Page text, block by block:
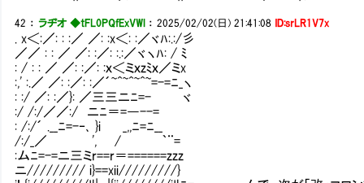
42 ：ラヂオ ◆tFL0PQfExVWl ：2025/02/02(日) 21:41:08 ID:srLR1V7x
. x＜:／: : :／ ／: :x＜: :／ヾﾊ:.:/彡
／／ : : ／ ／: :／: :.:／ヾヽﾊ: / ﾐ
: / : : ／ ／: :／: :ｘ＜ミｘzﾐｘ／ミx
:,' :.／ ／: :／: :／´~^~^~^~=-=ﾆ_ヽ
: :/ ／: :／}: ／三三ニﾆ=- ヾ
:/ /:/／／:/ ニﾆ＝=―--=
: /:/´ .__ﾆ=-‐､ }i _,,ﾆ=ﾆ__
/:/_／ ', / ｀¨=
:ムﾆ=-=ニ三ミr==r＝======zzz
ニ///////// i}==xii/////////}